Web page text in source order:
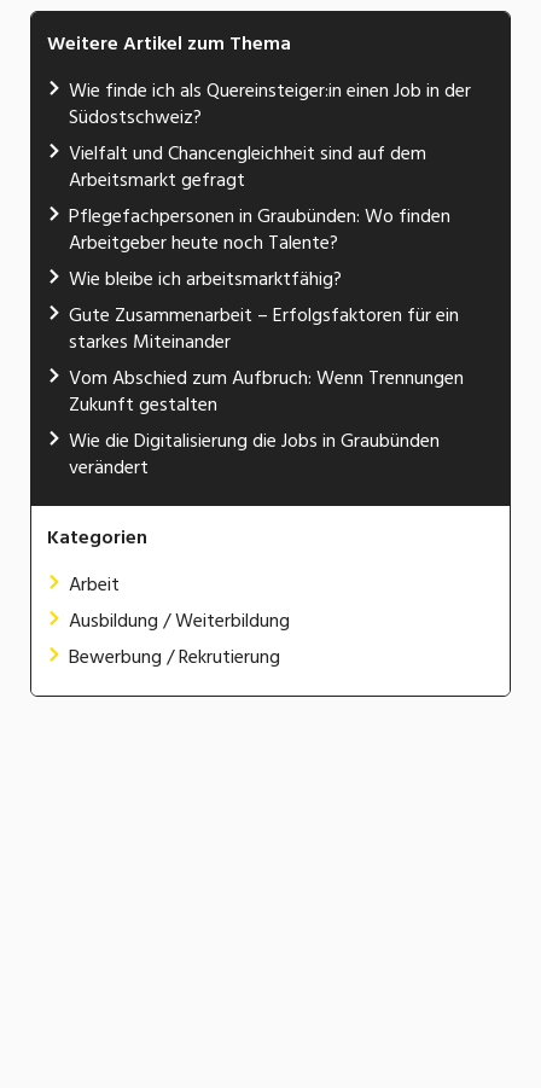
Weitere Artikel zum Thema
Wie finde ich als Quereinsteiger:in einen Job in der
Südostschweiz?
Vielfalt und Chancengleichheit sind auf dem
Arbeitsmarkt gefragt
Pflegefachpersonen in Graubünden: Wo finden
Arbeitgeber heute noch Talente?
Wie bleibe ich arbeitsmarktfähig?
Gute Zusammenarbeit – Erfolgsfaktoren für ein
starkes Miteinander
Vom Abschied zum Aufbruch: Wenn Trennungen
Zukunft gestalten
Wie die Digitalisierung die Jobs in Graubünden
verändert
Kategorien
Arbeit
Ausbildung / Weiterbildung
Bewerbung / Rekrutierung